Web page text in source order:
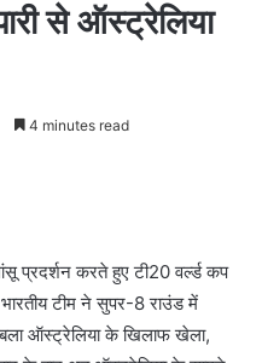
पारी से ऑस्ट्रेलिया
4 minutes read
प्रदर्शन करते हुए टी20 वर्ल्ड कप
टीम ने सुपर-8 राउंड में
ऑस्ट्रेलिया के खिलाफ खेला,